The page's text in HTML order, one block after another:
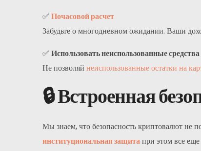
✅ Почасовой расчет
Забудьте о многодневном ожидании. Ваши
✅ Использовать неиспользованные средства
Не позволяй неиспользованные остатки на
🔒 Встроенная
Мы знаем, что безопасность криптовалют не
институциональная защитапри этом все еще